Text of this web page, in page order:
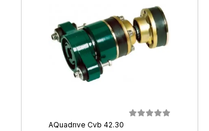
AQuadrıve Cvb 42.30